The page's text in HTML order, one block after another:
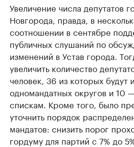
Увеличение числа депутатов
Новгорода, правда, в
соотношении в сентябре
публичных слушаний по
изменений в Устав города.
увеличить количество
человек, 36 из которых будут
одномандатных округов и 10
спискам. Кроме того, было
уточнить порядок
мандатов: снизить порог
гордуму для партий с 7% до